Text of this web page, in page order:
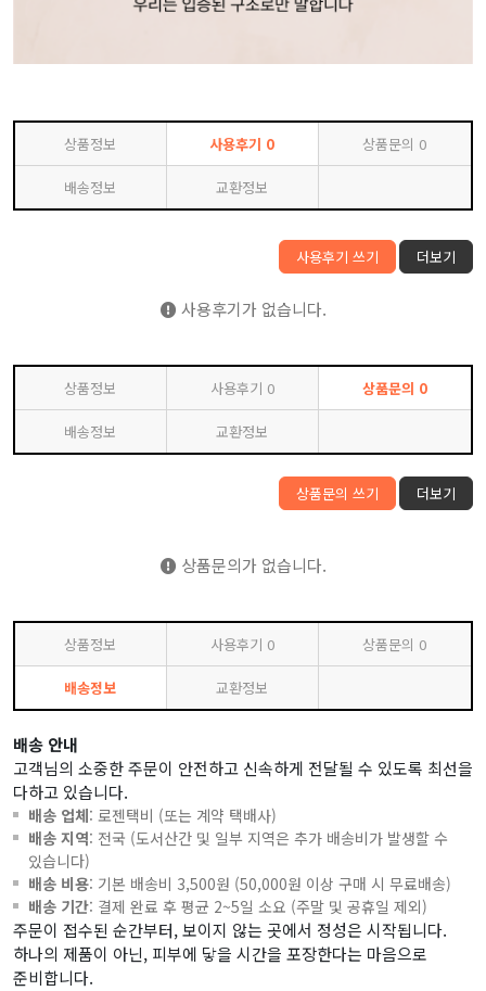
상품정보 사용후기 0 상품문의 0
배송정보 교환정보
사용후기 쓰기 더보기
사용후기가 없습니다.
상품정보 사용후기 0 상품문의 0
배송정보 교환정보
상품문의 쓰기 더보기
상품문의가 없습니다.
상품정보 사용후기 0 상품문의 0
배송정보 교환정보
배송 안내
고객님의 소중한 주문이 안전하고 신속하게 전달될 수 있도록 최선을
다하고 있습니다.
배송 업체: 로젠택비 (또는 계약 택배사)
배송 지역: 전국 (도서산간 및 일부 지역은 추가 배송비가 발생할 수
있습니다)
배송 비용: 기본 배송비 3,500원 (50,000원 이상 구매 시 무료배송)
배송 기간: 결제 완료 후 평균 2~5일 소요 (주말 및 공휴일 제외)
주문이 접수된 순간부터, 보이지 않는 곳에서 정성은 시작됩니다.
하나의 제품이 아닌, 피부에 닿을 시간을 포장한다는 마음으로
준비합니다.